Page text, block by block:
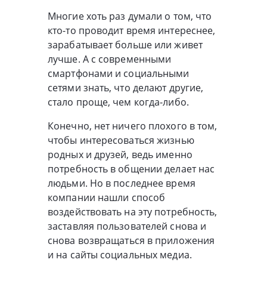
Многие хоть раз думали о том, что
кто-то проводит время интереснее,
зарабатывает больше или живет
лучше. А с современными
смартфонами и социальными
сетями знать, что делают другие,
стало проще, чем когда-либо.
Конечно, нет ничего плохого в том,
чтобы интересоваться жизнью
родных и друзей, ведь именно
потребность в общении делает нас
людьми. Но в последнее время
компании нашли способ
воздействовать на эту потребность,
заставляя пользователей снова и
снова возвращаться в приложения
и на сайты социальных медиа.